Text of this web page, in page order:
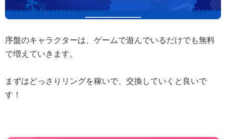
序盤のキャラクターは、ゲームで遊んでいるだけでも無料
で増えていきます。
まずはどっさりリングを稼いで、交換していくと良いで
す！